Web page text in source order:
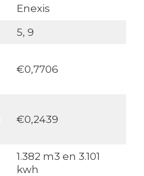
Enexis
5, 9
€0,7706
€0,2439
1.382 m3 en 3.101
kwh